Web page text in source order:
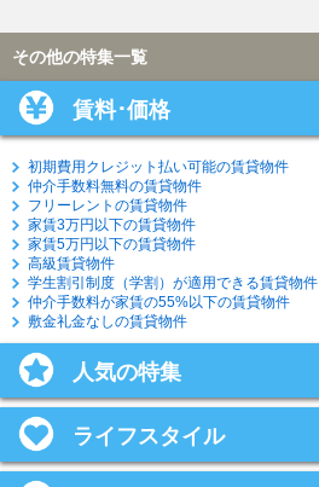
その他の特集一覧
賃料･価格
初期費用クレジット払い可能の賃貸物件
仲介手数料無料の賃貸物件
フリーレントの賃貸物件
家賃3万円以下の賃貸物件
家賃5万円以下の賃貸物件
高級賃貸物件
学生割引制度（学割）が適用できる賃貸物件
仲介手数料が家賃の55%以下の賃貸物件
敷金礼金なしの賃貸物件
人気の特集
ライフスタイル